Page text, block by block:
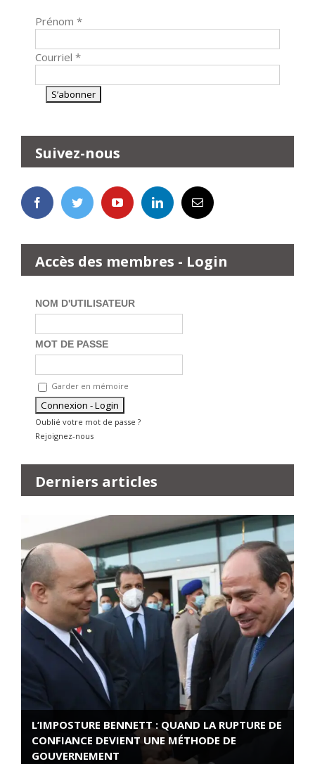
Prénom *
Courriel *
Suivez-nous
Accès des membres - Login
NOM D'UTILISATEUR
MOT DE PASSE
Garder en mémoire
Oublié votre mot de passe ?
Rejoignez-nous
Derniers articles
L’IMPOSTURE BENNETT : QUAND LA RUPTURE DE
CONFIANCE DEVIENT UNE MÉTHODE DE
GOUVERNEMENT